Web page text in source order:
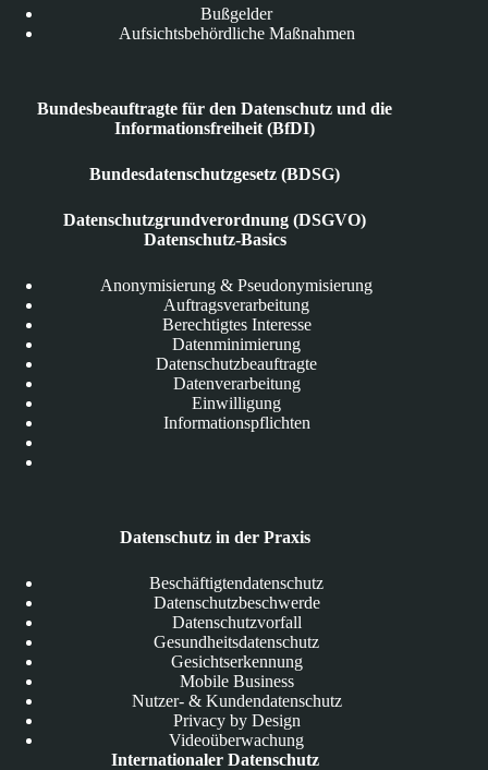
Bußgelder
Aufsichtsbehördliche Maßnahmen
Bundesbeauftragte für den Datenschutz und die
Informationsfreiheit (BfDI)
Bundesdatenschutzgesetz (BDSG)
Datenschutzgrundverordnung (DSGVO)
Datenschutz-Basics
Anonymisierung & Pseudonymisierung
Auftragsverarbeitung
Berechtigtes Interesse
Datenminimierung
Datenschutzbeauftragte
Datenverarbeitung
Einwilligung
Informationspflichten
Datenschutz in der Praxis
Beschäftigtendatenschutz
Datenschutzbeschwerde
Datenschutzvorfall
Gesundheitsdatenschutz
Gesichtserkennung
Mobile Business
Nutzer- & Kundendatenschutz
Privacy by Design
Videoüberwachung
Internationaler Datenschutz